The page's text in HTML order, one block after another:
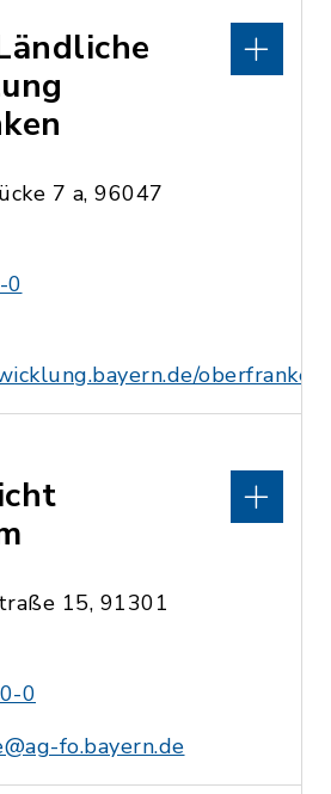
7 a, 96047
0
oberfranken
15, 91301
0
fo.bayern.de